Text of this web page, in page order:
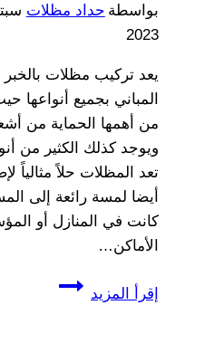
بواسطة حداد مظلات
2023
يعد تركيب مظلات
المباني بجميع أنواعها
من أهمها الحماية من
ويوجد كذلك الكثير من
تعد المظلات حلاً مثالياً
أيضا لمسة رائعة إلى
كانت في المنازل أو
الأماكن…
إقرأ المزيد
تركيب